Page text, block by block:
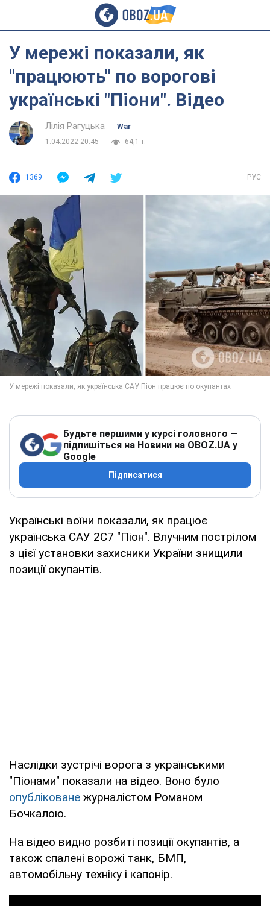
У мережі показали, як
"працюють" по ворогові
українські "Піони". Відео
Лілія Рагуцька
War
1.04.2022 20:45
64,1 т.
1369 РУС
Будьте першими у курсі головного —
підпишіться на Новини на OBOZ.UA у
Google
Підписатися
Українські воїни показали, як працює
українська САУ 2С7 "Піон". Влучним пострілом
з цієї установки захисники України знищили
позиції окупантів.
Наслідки зустрічі ворога з українськими
"Піонами" показали на відео. Воно було
опубліковане журналістом Романом
Бочкалою.
На відео видно розбиті позиції окупантів, а
також спалені ворожі танк, БМП,
автомобільну техніку і капонір.